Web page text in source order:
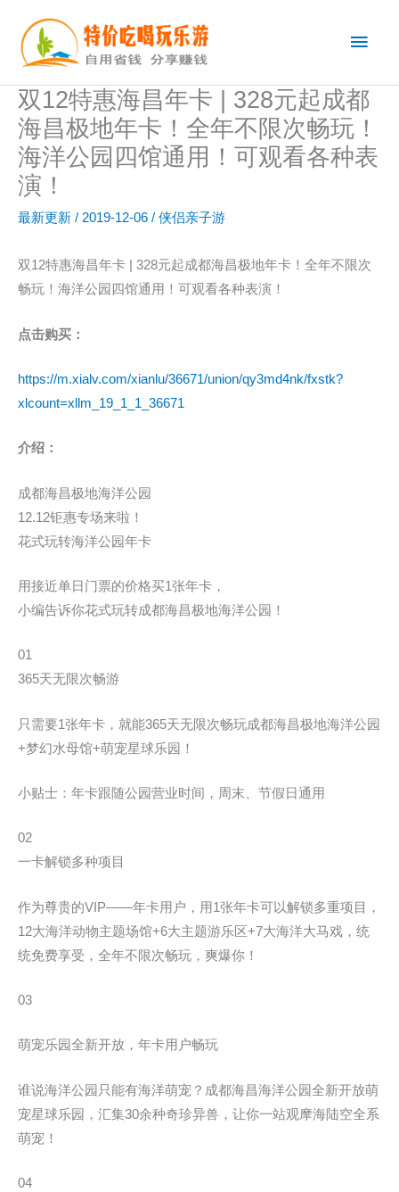
容
主
菜
单
双12特惠海昌年卡 | 328元起成都
海昌极地年卡！全年不限次畅玩！
海洋公园四馆通用！可观看各种表
演！
最新更新 / 2019-12-06 / 侠侣亲子游
双12特惠海昌年卡 | 328元起成都海昌极地年卡！全年不限次
畅玩！海洋公园四馆通用！可观看各种表演！
点击购买：
https://m.xialv.com/xianlu/36671/union/qy3md4nk/fxstk?
xlcount=xllm_19_1_1_36671
介绍：
成都海昌极地海洋公园
12.12钜惠专场来啦！
花式玩转海洋公园年卡
用接近单日门票的价格买1张年卡，
小编告诉你花式玩转成都海昌极地海洋公园！
01
365天无限次畅游
只需要1张年卡，就能365天无限次畅玩成都海昌极地海洋公园
+梦幻水母馆+萌宠星球乐园！
小贴士：年卡跟随公园营业时间，周末、节假日通用
02
一卡解锁多种项目
作为尊贵的VIP——年卡用户，用1张年卡可以解锁多重项目，
12大海洋动物主题场馆+6大主题游乐区+7大海洋大马戏，统
统免费享受，全年不限次畅玩，爽爆你！
03
萌宠乐园全新开放，年卡用户畅玩
谁说海洋公园只能有海洋萌宠？成都海昌海洋公园全新开放萌
宠星球乐园，汇集30余种奇珍异兽，让你一站观摩海陆空全系
萌宠！
04